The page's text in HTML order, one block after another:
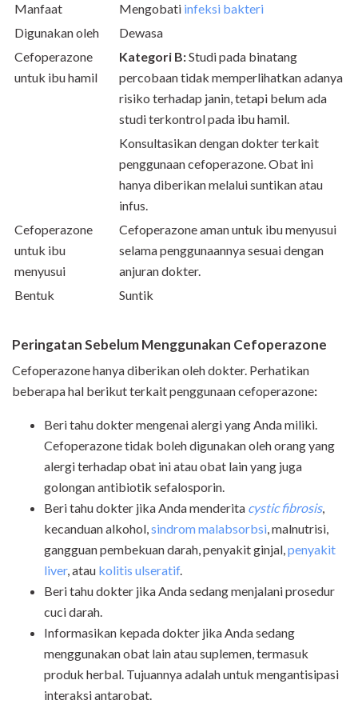
Manfaat
Mengobati infeksi bakteri
Digunakan oleh
Dewasa
Cefoperazone
untuk ibu hamil
Kategori B:Studi pada binatang
percobaan tidak memperlihatkan adanya
risiko terhadap janin, tetapi belum ada
studi terkontrol pada ibu hamil.
Konsultasikan dengan dokter terkait
penggunaan cefoperazone. Obat ini
hanya diberikan melalui suntikan atau
infus.
Cefoperazone
untuk ibu
menyusui
Cefoperazone aman untuk ibu menyusui
selama penggunaannya sesuai dengan
anjuran dokter.
Bentuk
Suntik
Peringatan Sebelum Menggunakan Cefoperazone
Cefoperazone hanya diberikan oleh dokter. Perhatikan
beberapa hal berikut terkait penggunaan cefoperazone:
Beri tahu dokter mengenai alergi yang Anda miliki.
Cefoperazone tidak boleh digunakan oleh orang yang
alergi terhadap obat ini atau obat lain yang juga
golongan antibiotik sefalosporin.
Beri tahu dokter jika Anda menderita cystic fibrosis,
kecanduan alkohol,sindrom malabsorbsi, malnutrisi,
gangguan pembekuan darah, penyakit ginjal,penyakit
liver, atau kolitis ulseratif.
Beri tahu dokter jika Anda sedang menjalani prosedur
cuci darah.
Informasikan kepada dokter jika Anda sedang
menggunakan obat lain atau suplemen, termasuk
produk herbal. Tujuannya adalah untuk mengantisipasi
interaksi antarobat.